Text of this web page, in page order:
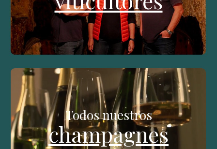
Todos nuestros
champagnes